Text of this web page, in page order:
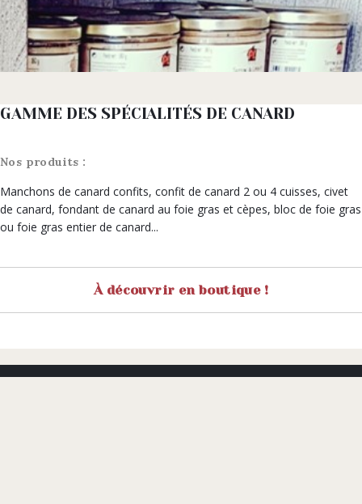
GAMME DES SPÉCIALITÉS DE CANARD
Nos produits :
Manchons de canard confits, confit de canard 2 ou 4 cuisses, civet
de canard, fondant de canard au foie gras et cèpes, bloc de foie gras
ou foie gras entier de canard...
À découvrir en boutique !